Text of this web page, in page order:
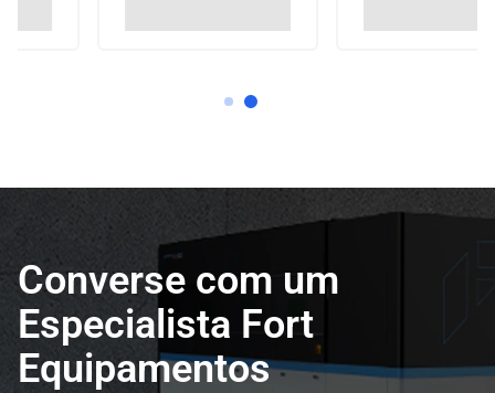
Converse com um
Especialista Fort
Equipamentos